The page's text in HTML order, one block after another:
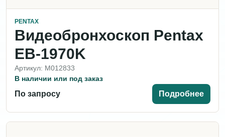
PENTAX
Видеобронхоскоп Pentax
EB-1970K
Артикул: M012833
В наличии или под заказ
По запросу Подробнее